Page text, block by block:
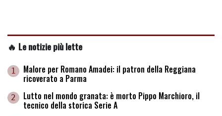
🔥 Le notizie più lette
1 Malore per Romano Amadei: il patron della Reggiana
ricoverato a Parma
2 Lutto nel mondo granata: è morto Pippo Marchioro, il
tecnico della storica Serie A